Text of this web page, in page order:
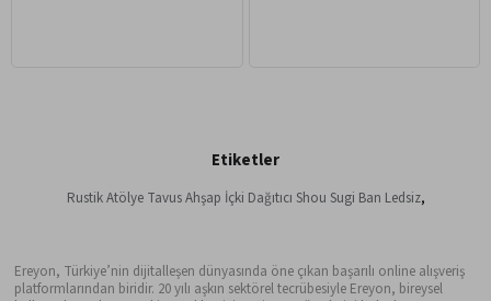
Etiketler
Rustik Atölye Tavus Ahşap İçki Dağıtıcı Shou Sugi Ban Ledsiz,
Ereyon, Türkiye’nin dijitalleşen dünyasında öne çıkan başarılı online alışveriş
platformlarından biridir. 20 yılı aşkın sektörel tecrübesiyle Ereyon, bireysel